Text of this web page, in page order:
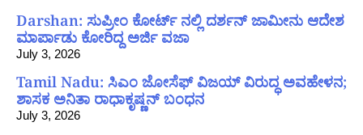
Darshan: ಸುಪ್ರೀಂ ಕೋರ್ಟ್ ನಲ್ಲಿ ದರ್ಶನ್ ಜಾಮೀನು ಆದೇಶ
ಮಾರ್ಪಾಡು ಕೋರಿದ್ದ ಅರ್ಜಿ ವಜಾ
July 3, 2026
Tamil Nadu: ಸಿಎಂ ಜೋಸೆಫ್ ವಿಜಯ್ ವಿರುದ್ಧ ಅವಹೇಳನ;
ಶಾಸಕ ಅನಿತಾ ರಾಧಾಕೃಷ್ಣನ್ ಬಂಧನ
July 3, 2026